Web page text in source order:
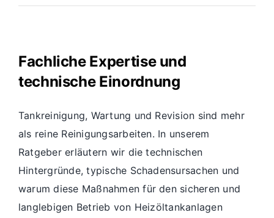
Fachliche Expertise und
technische Einordnung
Tankreinigung, Wartung und Revision sind mehr
als reine Reinigungsarbeiten. In unserem
Ratgeber erläutern wir die technischen
Hintergründe, typische Schadensursachen und
warum diese Maßnahmen für den sicheren und
langlebigen Betrieb von Heizöltankanlagen